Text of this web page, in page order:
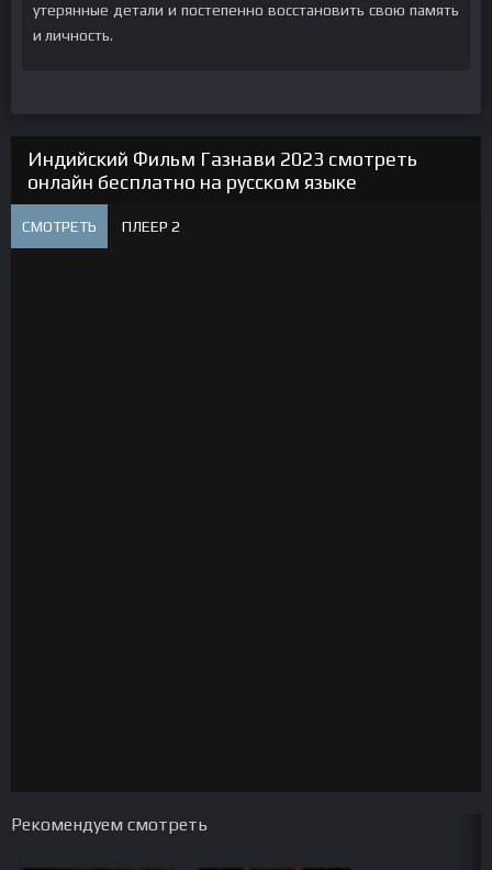
утерянные детали и постепенно восстановить свою память
и личность.
Индийский Фильм Газнави 2023 смотреть
онлайн бесплатно на русском языке
СМОТРЕТЬ ПЛЕЕР 2
Рекомендуем смотреть